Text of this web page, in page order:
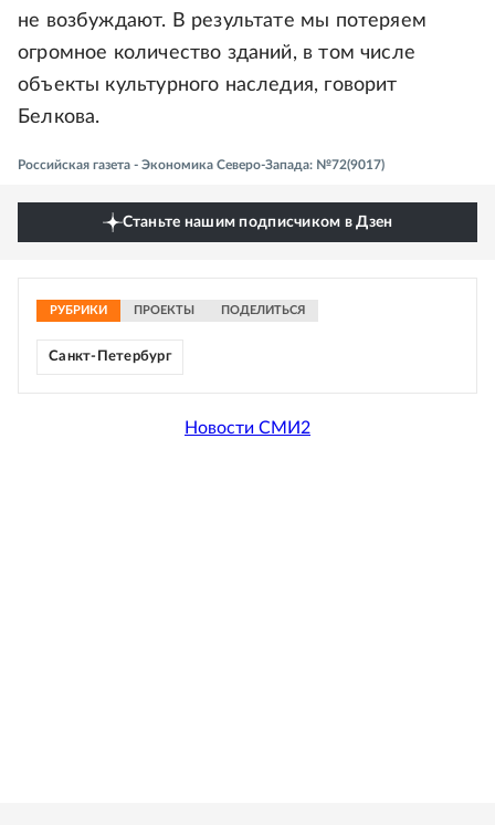
не возбуждают. В результате мы потеряем
огромное количество зданий, в том числе
объекты культурного наследия, говорит
Белкова.
Российская газета - Экономика Северо-Запада: №72(9017)
Станьте нашим подписчиком в Дзен
РУБРИКИ ПРОЕКТЫ ПОДЕЛИТЬСЯ
Санкт-Петербург
Новости СМИ2